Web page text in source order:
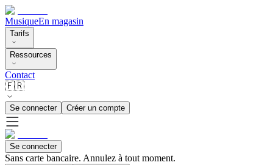
MusiqueEn magasin
Tarifs
Ressources
Contact
🇫🇷
Se connecter Créer un compte
Se connecter
Sans carte bancaire. Annulez à tout moment.